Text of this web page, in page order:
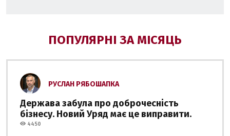
ПОПУЛЯРНІ ЗА МІСЯЦЬ
РУСЛАН РЯБОШАПКА
Держава забула про доброчесність
бізнесу. Новий Уряд має це виправити.
4450